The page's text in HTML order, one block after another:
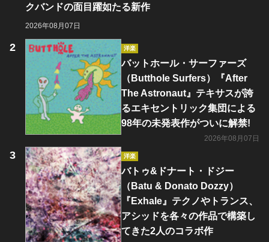
クバンドの面目躍如たる新作
2026年08月07日
洋楽
バットホール・サーファーズ
（Butthole Surfers）『After
The Astronaut』テキサスが誇
るエキセントリック集団による
98年の未発表作がついに解禁!
2026年08月07日
洋楽
バトゥ&ドナート・ドジー
（Batu & Donato Dozzy）
『Exhale』テクノやトランス、
アシッドを各々の作品で構築し
てきた2人のコラボ作